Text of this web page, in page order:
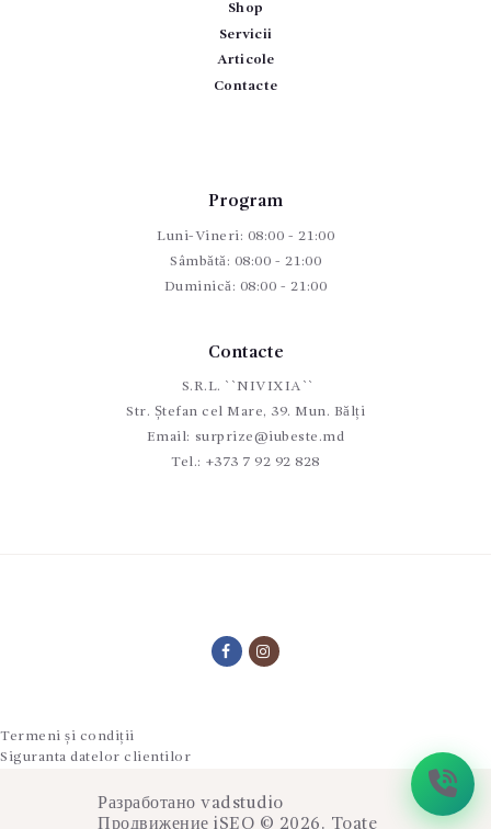
Shop
Servicii
Articole
Contacte
Program
Luni-Vineri: 08:00 - 21:00
Sâmbătă: 08:00 - 21:00
Duminică: 08:00 - 21:00
Contacte
S.R.L. ``NIVIXIA``
Str. Ștefan cel Mare, 39. Mun. Bălți
Email: surprize@iubeste.md
Tel.: +373 7 92 92 828
Termeni și condiții
Siguranta datelor clientilor
Разработано vadstudio
Продвижение iSEO © 2026. Toate